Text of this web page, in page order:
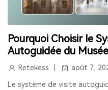
Pourquoi Choisir le
Autoguidée du
Retekess août 7,
Le système de visite
HAUT-PARLEUR BLUETOOTH
AUDIOGUIDE DU MUSÉE